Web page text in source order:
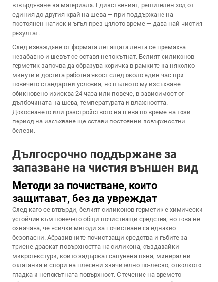
втвърдяване на материала. Единственият, решителен ход от
единия до другия край на шева — при поддържане на
постоянен натиск и ъгъл през цялото време — дава най-чистия
резултат.
След изваждане от формата лепящата лента се премахва
незабавно и шевът се оставя непокътнат. Белият силиконов
герметик започва да образува коричка в рамките на няколко
минути и достига работна якост след около един час при
повечето стандартни условия, но пълното му изсъхване
обикновено изисква 24 часа или повече, в зависимост от
дълбочината на шева, температурата и влажността.
Докосването или разстройството на шева по време на този
период на изсъхване ще остави постоянни повърхностни
белези.
Дългосрочно поддържане за
запазване на чистия външен вид
Методи за почистване, които
защитават, без да увреждат
След като се втвърди, белият силиконов герметик е химически
устойчив към повечето общи почистващи средства, но това не
означава, че всички методи за почистване са еднакво
безопасни. Абразивните почистващи средства и гъбите за
триене драскат повърхността на силикона, създавайки
микротекстури, които задържат сапунена пяна, минерални
отлагания и спори на плесени значително по-лесно, отколкото
гладка и непокътната повърхност. С течение на времето